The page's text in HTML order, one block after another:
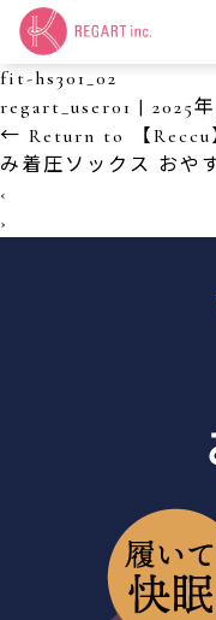
fit-hs301_02
regart_user01 | 2025
← Return to 【Reccu
み着圧ソックス おや
‹
›